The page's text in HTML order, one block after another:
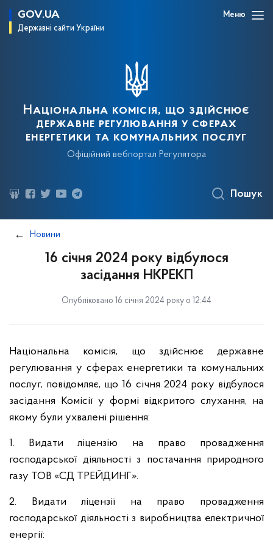
GOV.UA
Державні сайти України
Меню
Національна комісія, що здійснює
державне регулювання у сферах
енергетики та комунальних послуг
Офіційний вебпортал Регулятора
Пошук
Новини
16 січня 2024 року відбулося
засідання НКРЕКП
Опубліковано 16 січня 2024 року о 12:44
Національна комісія, що здійснює державне
регулювання у сферах енергетики та комунальних
послуг, повідомляє, що 16 січня 2024 року відбулося
засідання Комісії у формі відкритого слухання, на
якому були ухвалені рішення:
1. Видати ліцензію на право провадження
господарської діяльності з постачання природного
газу ТОВ «СД ТРЕЙДИНГ».
2. Видати ліцензії на право провадження
господарської діяльності з виробництва електричної
енергії: